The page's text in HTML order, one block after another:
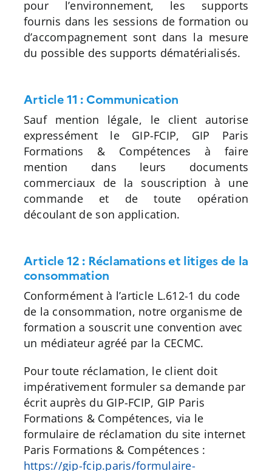
pour l’environnement, les supports
fournis dans les sessions de formation ou
d’accompagnement sont dans la mesure
du possible des supports dématérialisés.
Article 11 : Communication
Sauf mention légale, le client autorise
expressément le GIP-FCIP, GIP Paris
Formations & Compétences à faire
mention dans leurs documents
commerciaux de la souscription à une
commande et de toute opération
découlant de son application.
Article 12 : Réclamations et litiges de la
consommation
Conformément à l’article L.612-1 du code
de la consommation, notre organisme de
formation a souscrit une convention avec
un médiateur agréé par la CECMC.
Pour toute réclamation, le client doit
impérativement formuler sa demande par
écrit auprès du GIP-FCIP, GIP Paris
Formations & Compétences, via le
formulaire de réclamation du site internet
Paris Formations & Compétences :
https://gip-fcip.paris/formulaire-